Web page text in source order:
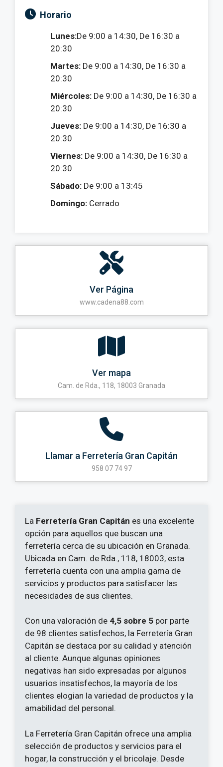
Horario
Lunes:De 9:00 a 14:30, De 16:30 a
20:30
Martes: De 9:00 a 14:30, De 16:30 a
20:30
Miércoles: De 9:00 a 14:30, De 16:30 a
20:30
Jueves: De 9:00 a 14:30, De 16:30 a
20:30
Viernes: De 9:00 a 14:30, De 16:30 a
20:30
Sábado: De 9:00 a 13:45
Domingo: Cerrado
Ver Página
www.cadena88.com
Ver mapa
Cam. de Rda., 118, 18003 Granada
Llamar a Ferretería Gran Capitán
958 07 74 97
La Ferretería Gran Capitán es una excelente
opción para aquellos que buscan una
ferretería cerca de su ubicación en Granada.
Ubicada en Cam. de Rda., 118, 18003, esta
ferretería cuenta con una amplia gama de
servicios y productos para satisfacer las
necesidades de sus clientes.
Con una valoración de 4,5 sobre 5 por parte
de 98 clientes satisfechos, la Ferretería Gran
Capitán se destaca por su calidad y atención
al cliente. Aunque algunas opiniones
negativas han sido expresadas por algunos
usuarios insatisfechos, la mayoría de los
clientes elogian la variedad de productos y la
amabilidad del personal.
La Ferretería Gran Capitán ofrece una amplia
selección de productos y servicios para el
hogar, la construcción y el bricolaje. Desde